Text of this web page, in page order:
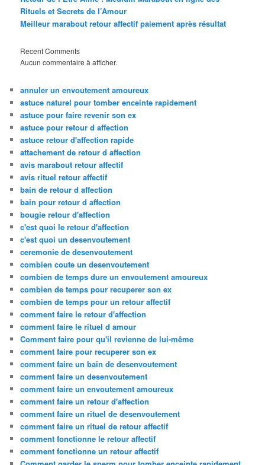
Rituels et Secrets de l’Amour
Meilleur marabout retour affectif paiement après résultat
Recent Comments
Aucun commentaire à afficher.
annuler un envoutement amoureux
astuce naturel pour tomber enceinte rapidement
astuce pour faire revenir son ex
astuce pour retour d affection
astuce retour d'affection rapide
attachement de retour d affection
avis marabout retour affectif
avis rituel retour affectif
bain de retour d affection
bain pour retour d affection
bougie retour d'affection
c'est quoi le retour d'affection
c'est quoi un desenvoutement
ceremonie de desenvoutement
combien coute un desenvoutement
combien de temps dure un envoutement amoureux
combien de temps pour recuperer son ex
combien de temps pour un retour affectif
comment faire le retour d'affection
comment faire le rituel d amour
Comment faire pour qu'il revienne de lui-même
comment faire pour recuperer son ex
comment faire un bain de desenvoutement
comment faire un desenvoutement
comment faire un envoutement amoureux
comment faire un retour d'affection
comment faire un rituel de desenvoutement
comment faire un rituel de retour affectif
comment fonctionne le retour affectif
comment fonctionne un retour affectif